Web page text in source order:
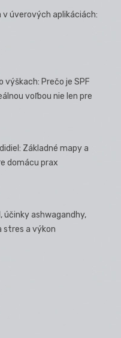
v úverových aplikáciách:
výškach: Prečo je SPF
voľbou nie len pre
Základné mapy a
domácu prax
účinky ashwagandhy,
stres a výkon